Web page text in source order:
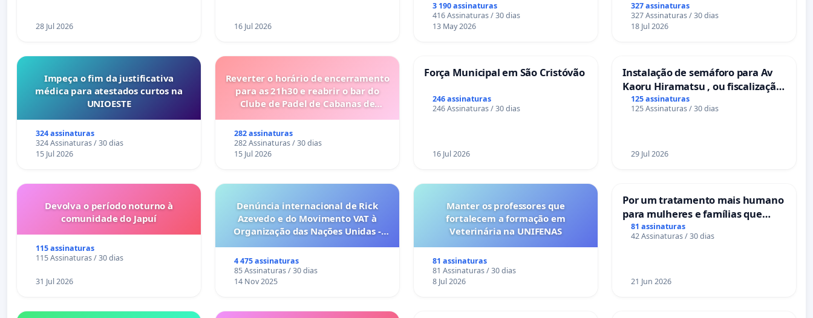
28 Jul 2026 16 Jul 2026
3 190 assinaturas
416 Assinaturas / 30 dias
13 May 2026
327 assinaturas
327 Assinaturas / 30 dias
18 Jul 2026
Impeça o fim da justificativa
médica para atestados curtos na
UNIOESTE
324 assinaturas
324 Assinaturas / 30 dias
15 Jul 2026
Reverter o horário de encerramento
para as 21h30 e reabrir o bar do
Clube de Padel de Cabanas de
282 assinaturas
282 Assinaturas / 30 dias
15 Jul 2026
Força Municipal em São Cristóvão
246 assinaturas
246 Assinaturas / 30 dias
16 Jul 2026
Instalação de semáforo para Av
Kaoru Hiramatsu , ou fiscalização
Eletrônica
125 assinaturas
125 Assinaturas / 30 dias
29 Jul 2026
Devolva o período noturno à
comunidade do Japuí
115 assinaturas
115 Assinaturas / 30 dias
31 Jul 2026
Denúncia internacional de Rick
Azevedo e do Movimento VAT à
Organização das Nações Unidas -
6x1 enquanto o lobby empresarial
compra a omissão do Congresso.
4 475 assinaturas
85 Assinaturas / 30 dias
14 Nov 2025
Manter os professores que
fortalecem a formação em
Veterinária na UNIFENAS
81 assinaturas
81 Assinaturas / 30 dias
8 Jul 2026
Por um tratamento mais humano
para mulheres e famílias que
sofrem uma perda gestacional
nos hospitais portugueses
81 assinaturas
42 Assinaturas / 30 dias
21 Jun 2026